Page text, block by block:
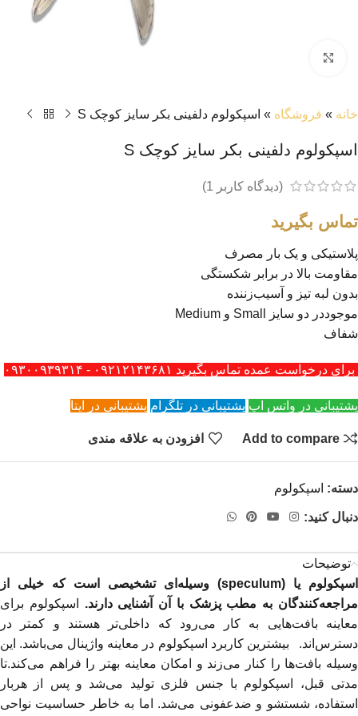
خانه » فروشگاه » اسپکولوم دلفینی بکر سایز کوچک S
اسپکولوم دلفینی بکر سایز کوچک S
(دیدگاه کاربر 1
)
تماس بگیرید
پلاستیکی و یک بار مصرف
مقاومت بالا در برابر شکستگی
بدون لبه تیز و آسیب‌زننده
موجوددر دو سایز Small و Medium
شفاف
برای درخواست عمده تماس بگیرید ۰۹۲۱۲۱۴۳۶۸۱ - ۰۹۳۰۰۹۳۹۳۱۴
پشتیبانی در واتس اپ پشتیبانی در تلگرام پشتیبانی در ایتا
Add to compare افزودن به علاقه مندی
دسته: اسپکولوم
دنبال کنید:
توضیحات
اسپکولوم یا (speculum) وسیله‌ای تشخیصی است که خیلی از
مراجعه‌‌کنندگان به مطب پزشک با آن آشنایی دارند. اسپکولوم برای
معاینه بافت‌هایی به کار می‌رود که داخلی‌تر هستند و کمتر در
دسترس‌اند. بیشترین کاربرد اسپکولوم در معاینه واژینال می‌باشد. این
وسیله بافت‌ها را کنار می‌زند و امکان معاینه بهتر را فراهم می‌کند.تا
مدتی قبل، اسپکولوم با جنس فلزی تولید می‌شد و پس از هربار
استفاده، شستشو و ضدعفونی می‌شد. اما به خاطر حساسیت نواحی